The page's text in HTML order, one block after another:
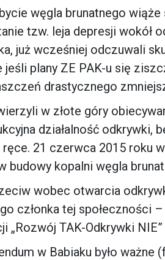
węgla brunatnego
tzw. leja depresji wokół
już wcześniej odczuwali
jeśli plany ZE PAK-u się
drastycznego
w złote góry
działalność odkrywki,
21 czerwca 2015 roku
budowy kopalni węgla
wobec otwarcia
członka tej społeczności
„Rozwój TAK-Odkrywki
w Babiaku było